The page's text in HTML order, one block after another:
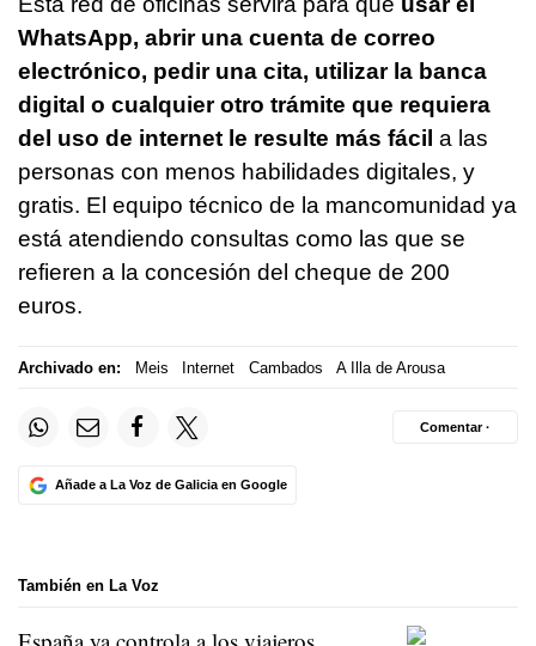
WhatsApp, abrir una cuenta de correo
electrónico, pedir una cita, utilizar la banca
digital o cualquier otro trámite que requiera
del uso de internet le resulte más fácil a las
personas con menos habilidades digitales, y
gratis. El equipo técnico de la mancomunidad ya
está atendiendo consultas como las que se
refieren a la concesión del cheque de 200
euros.
Archivado en: Meis Internet Cambados A Illa de Arousa
Añade a La Voz de Galicia en Google
Comentar ·
También en La Voz